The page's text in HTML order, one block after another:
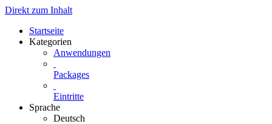
Direkt zum Inhalt
Startseite
Kategorien
Anwendungen
Packages
Eintritte
Sprache
Deutsch